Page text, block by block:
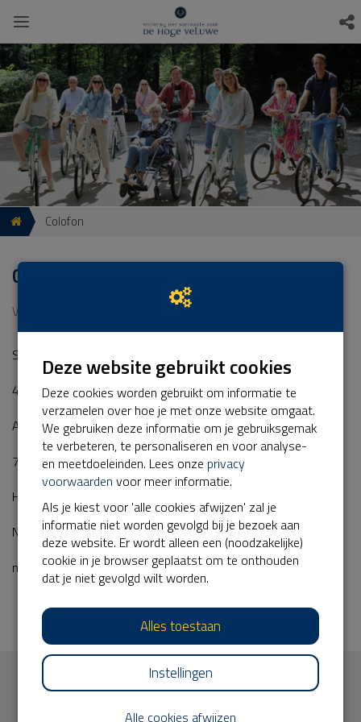
Colofon
Colofon
V1 19-01-2024 | 14:09:24
Stichting Het Nationale Park De Hoge Veluwe
41151066
Apeldoornseweg 250 250
7351TA
Hoenderloo
Nederland
nieuwenhuizen@hogeveluwe.nl
Meld je aan voor de nieuwsbrief
Deze website gebruikt cookies
Deze cookies worden gebruikt om informatie te
verzamelen over hoe je met onze website omgaat.
We gebruiken deze informatie om je gebruiksgemak
te verbeteren, te personaliseren en voor analyse-
en meetdoeleinden. Lees onze privacy
voorwaarden voor meer informatie.
Als je kiest voor 'alle cookies afwijzen' zal je
informatie niet worden gevolgd bij je bezoek aan
deze website. Er wordt alleen een (noodzakelijke)
cookie in je browser geplaatst om te onthouden
dat je niet gevolgd wilt worden.
Alles toestaan
Instellingen
Alle cookies afwijzen